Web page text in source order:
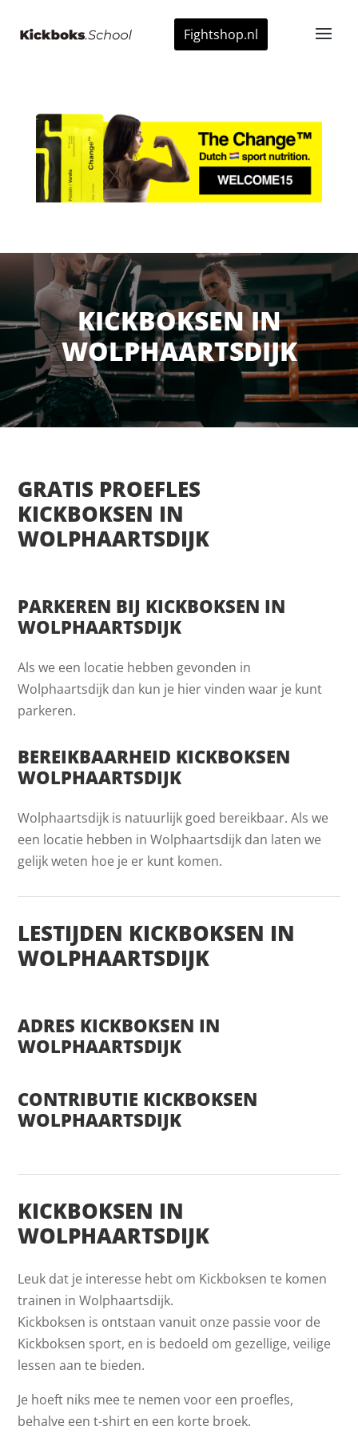
Fightshop.nl
KICKBOKSEN IN
WOLPHAARTSDIJK
GRATIS PROEFLES
KICKBOKSEN IN
WOLPHAARTSDIJK
PARKEREN BIJ KICKBOKSEN IN
WOLPHAARTSDIJK
Als we een locatie hebben gevonden in
Wolphaartsdijk dan kun je hier vinden waar je kunt
parkeren.
BEREIKBAARHEID KICKBOKSEN
WOLPHAARTSDIJK
Wolphaartsdijk is natuurlijk goed bereikbaar. Als we
een locatie hebben in Wolphaartsdijk dan laten we
gelijk weten hoe je er kunt komen.
LESTIJDEN KICKBOKSEN IN
WOLPHAARTSDIJK
ADRES KICKBOKSEN IN
WOLPHAARTSDIJK
CONTRIBUTIE KICKBOKSEN
WOLPHAARTSDIJK
KICKBOKSEN IN
WOLPHAARTSDIJK
Leuk dat je interesse hebt om Kickboksen te komen
trainen in Wolphaartsdijk.
Kickboksen is ontstaan vanuit onze passie voor de
Kickboksen sport, en is bedoeld om gezellige, veilige
lessen aan te bieden.
Je hoeft niks mee te nemen voor een proefles,
behalve een t-shirt en een korte broek.